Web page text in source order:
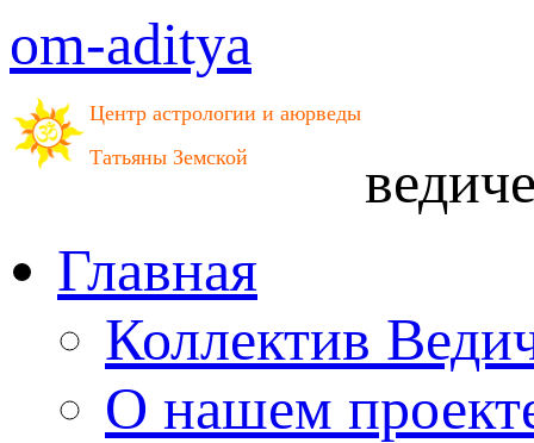
om-aditya
Центр астрологии и аюрведы
Татьяны Земской
Главная
Коллектив
О нашем